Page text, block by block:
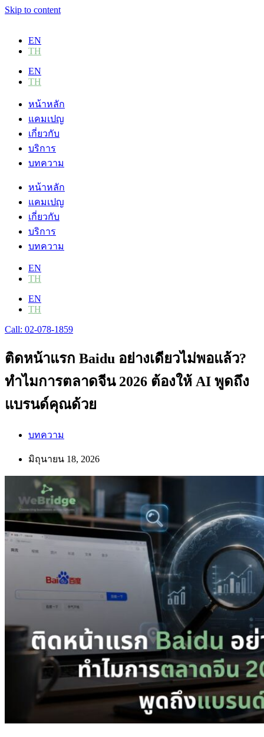
Skip to content
EN
TH
EN
TH
หน้าหลัก
แคมเปญ
เกี่ยวกับ
บริการ
บทความ
หน้าหลัก
แคมเปญ
เกี่ยวกับ
บริการ
บทความ
EN
TH
EN
TH
Call: 02-078-1859
ติดหน้าแรก Baidu อย่างเดียวไม่พอแล้ว?
ทำไมการตลาดจีน 2026 ต้องให้ AI พูดถึง
แบรนด์คุณด้วย
บทความ
มิถุนายน 18, 2026